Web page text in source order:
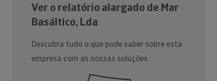
Ver o relatório alargado de Mar
Basáltico, Lda
Descubra tudo o que pode saber sobre esta
empresa com as nossas soluções